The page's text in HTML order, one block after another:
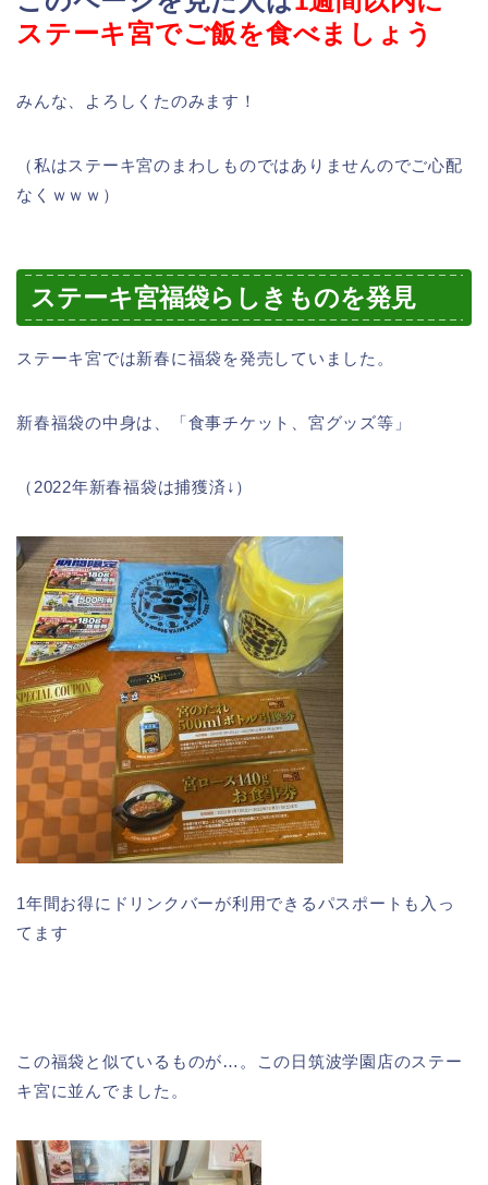
ステーキ宮でご飯を食べましょう
みんな、よろしくたのみます！
（私はステーキ宮のまわしものではありませんのでご心配
なくｗｗｗ）
ステーキ宮福袋らしきものを発見
ステーキ宮では新春に福袋を発売していました。
新春福袋の中身は、「食事チケット、宮グッズ等」
（2022年新春福袋は捕獲済↓）
1年間お得にドリンクバーが利用できるパスポートも入っ
てます
この福袋と似ているものが…。この日筑波学園店のステー
キ宮に並んでました。